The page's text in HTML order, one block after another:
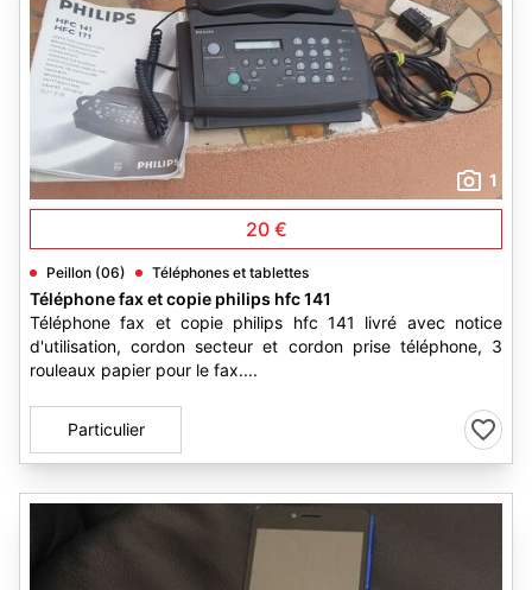
1
20 €
Peillon (06) Téléphones et tablettes
Téléphone fax et copie philips hfc 141
Téléphone fax et copie philips hfc 141 livré avec notice
d'utilisation, cordon secteur et cordon prise téléphone, 3
rouleaux papier pour le fax....
Particulier